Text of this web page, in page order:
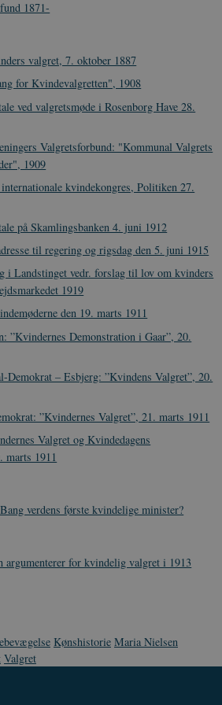
1871-
valgret, 7. oktober 1887
for Kvindevalgretten", 1908
ved valgretsmøde i Rosenborg Have 28.
Valgretsforbund: "Kommunal Valgrets
1909
kvindekongres, Politiken 27.
på Skamlingsbanken 4. juni 1912
til regering og rigsdag den 5. juni 1915
i Landstinget vedr. forslag til lov om kvinders
1919
den 19. marts 1911
”Kvindernes Demonstration i Gaar”, 20.
Demokrat – Esbjerg: ”Kvindens Valgret”, 20.
”Kvindernes Valgret”, 21. marts 1911
Valgret og Kvindedagens
marts 1911
verdens første kvindelige minister?
for kvindelig valgret i 1913
Kønshistorie Maria Nielsen
Valgret
Spotify Inc.
1 dag
.nr-data.net
danmarkshistorien.dk
danmarkshistoriendk.h5p.com
Cloudflare Inc.
.vimeo.com